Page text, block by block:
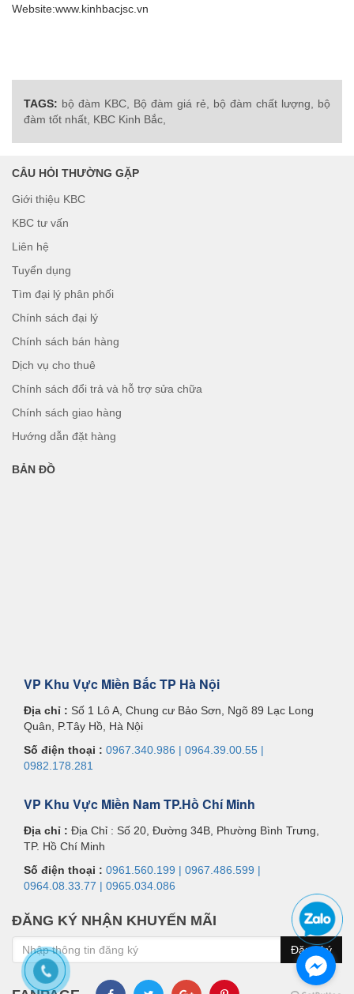
Website:www.kinhbacjsc.vn
TAGS: bộ đàm KBC, Bộ đàm giá rẻ, bộ đàm chất lượng,
bộ
đàm tốt nhất, KBC Kinh Bắc,
CÂU HỎI THƯỜNG GẶP
Giới thiệu KBC
KBC tư vấn
Liên hệ
Tuyển dụng
Tìm đại lý phân phối
Chính sách đại lý
Chính sách bán hàng
Dịch vụ cho thuê
Chính sách đổi trả và hỗ trợ sửa chữa
Chính sách giao hàng
Hướng dẫn đặt hàng
BẢN ĐỒ
VP Khu Vực Miền Bắc TP Hà Nội
Địa chỉ : Số 1 Lô A, Chung cư Bảo Sơn, Ngõ 89 Lạc Long
Quân, P.Tây Hồ, Hà Nội
Số điện thoại : 0967.340.986 | 0964.39.00.55 |
0982.178.281
VP Khu Vực Miền Nam TP.Hồ Chí Minh
Địa chỉ : Địa Chỉ : Số 20, Đường 34B, Phường Bình Trưng,
TP. Hồ Chí Minh
Số điện thoại : 0961.560.199 | 0967.486.599 |
0964.08.33.77 | 0965.034.086
ĐĂNG KÝ NHẬN KHUYẾN MÃI